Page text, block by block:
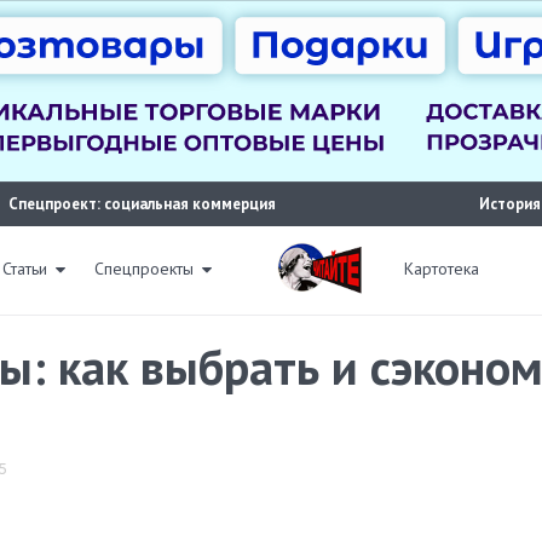
Спецпроект: социальная коммерция
Статьи Спецпроекты Картотека
как выбрать и